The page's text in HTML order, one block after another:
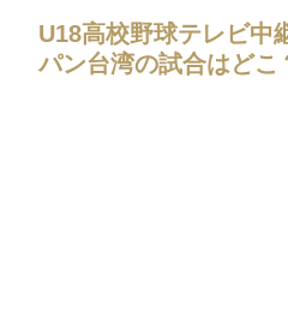
U18高校野球テレビ中
パン台湾の試合はどこ